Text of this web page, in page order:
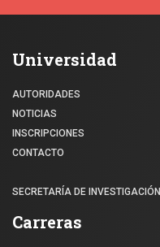
Universidad
AUTORIDADES
NOTICIAS
INSCRIPCIONES
CONTACTO
SECRETARÍA DE INVESTIGACIÓN
Carreras